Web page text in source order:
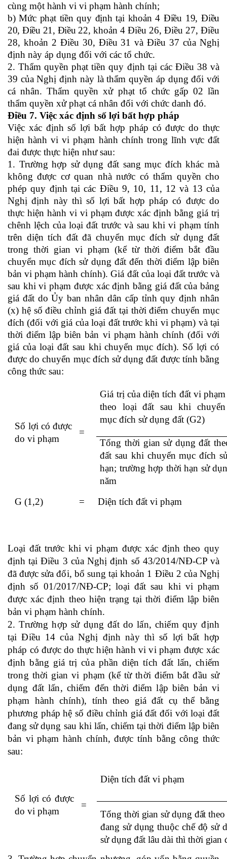
cùng một hành vi vi phạm hành chính;
b) Mức phạt tiền quy định tại khoản 4 Điều 19, Điều
20, Điều 21, Điều 22, khoản 4 Điều 26, Điều 27, Điều
28, khoản 2 Điều 30, Điều 31 và Điều 37 của Nghị
định này áp dụng đối với các tổ chức.
2. Thẩm quyền phạt tiền quy định tại các Điều 38 và
39 của Nghị định này là thẩm quyền áp dụng đối với
cá nhân. Thẩm quyền xử phạt tổ chức gấp 02 lần
thẩm quyền xử phạt cá nhân đối với chức danh đó.
Điều 7. Việc xác định số lợi bất hợp pháp
Việc xác địnhsố lợi bất hợp pháp có được do thực
hiệnhành vivi phạm hành chínhtrong lĩnh vực đất
đai được thực hiện như sau:
1. Trường hợp sử dụng đất sang mục đích khác mà
không được cơ quan nhà nước có thẩm quyền cho
phépquy định tại các Điều9, 10, 11, 12 và 13của
Nghị định nàythì số lợi bất hợp pháp có được do
thực hiện hành vi vi phạm được xác định bằng giá trị
chênh lệch của loại đất trước và sau khi vi phạm tính
trên diện tích đất đã chuyển mục đích sử dụng đất
trong thời gian vi phạm (kể từ thời điểm bắt đầu
chuyển mục đích sử dụng đất đến thời điểm lập biên
bản vi phạm hành chính). Giá đất của loại đất trước và
sau khi vi phạm được xác định bằng giá đất của bảng
giá đất do Ủy ban nhân dân cấp tỉnh quy định nhân
(x) hệ số điều chỉnh giá đất tại thời điểm chuyển mục
đích (đối với giá của loại đất trước khi vi phạm) và tại
thời điểm lập biên bản vi phạm hành chính (đối với
giá của loại đất sau khi chuyển mục đích). Số lợi có
được dochuyển mục đích sử dụng đất được tính bằng
công thức sau:
Số lợi có được
do vi phạm
=
Giá trị của diện tích đất vi phạm
theo loại đất sau khi chuyển
mục đích sử dụng đất (G2)
Tổng thời gian sử dụng đất
đất sau khi chuyển mục đích
hạn; trường hợp thời hạn sử
năm
G (1,2)
= Diện tích đất vi phạm
Loại đất trước khi vi phạm được xác định theo quy
định tại Điều 3 của Nghị định số 43/2014/NĐ-CP và
đã được sửa đổi, bổ sung tại khoản 1 Điều 2 của Nghị
định số 01/2017/NĐ-CP; loại đất sau khi vi phạm
được xác định theo hiện trạng tại thời điểm lập biên
bản vi phạm hành chính.
2. Trường hợpsử dụng đất do lấn, chiếm quy định
tại Điều 14 của Nghị định này thì số lợi bất hợp
pháp có được do thực hiện hành vi vi phạm được xác
định bằng giá trịcủa phần diện tích đất lấn, chiếm
trong thời gian vi phạm (kể từ thời điểm bắt đầu sử
dụng đất lấn, chiếm đến thời điểm lập biên bản vi
phạm hành chính), tínhtheo giá đất cụ thể bằng
phương pháp hệ số điều chỉnh giá đất đối với loại đất
đang sử dụng sau khi lấn, chiếm tại thời điểm lập biên
bản vi phạm hành chính, được tính bằng công thức
sau:
Số lợi có được
do vi phạm
=
Diện tích đất vi phạm
Tổng thời gian sử dụng đất
đang sử dụng thuộc chế độ sử
sử dụng đất lâu dài thì thời gian